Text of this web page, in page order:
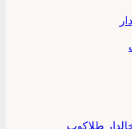
طلاکوب